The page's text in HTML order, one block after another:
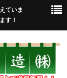
ていま
す！